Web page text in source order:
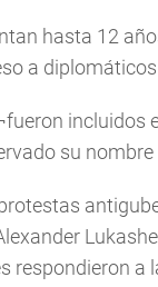
hasta 12
a
incluidos
su nombre
respondieron a